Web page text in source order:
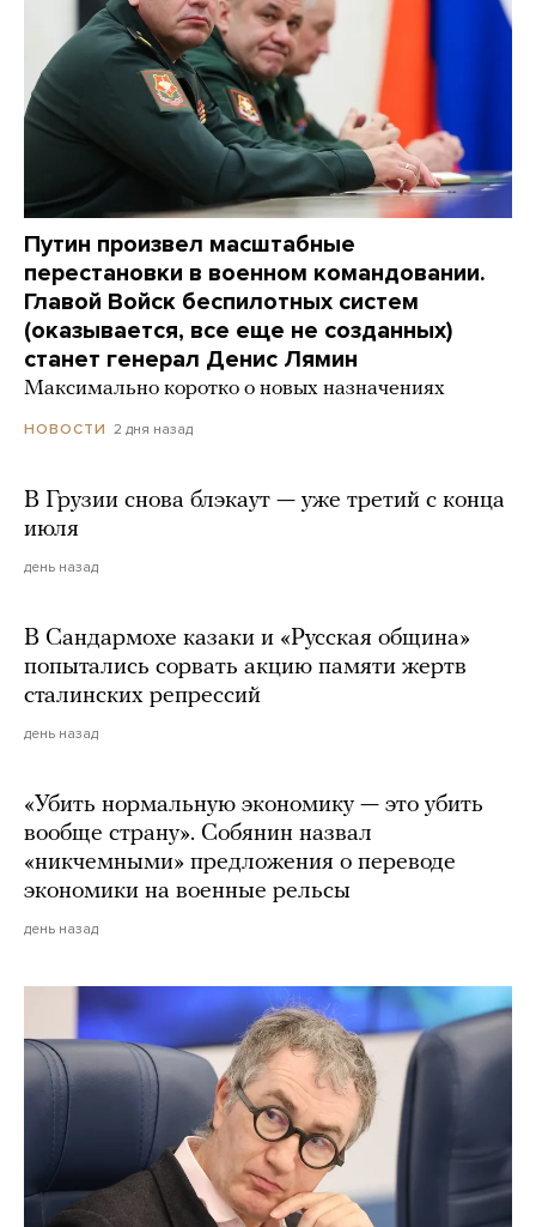
Путин произвел масштабные
перестановки в военном командовании.
Главой Войск беспилотных систем
(оказывается, все еще не созданных)
станет генерал Денис Лямин
Максимально коротко о новых назначениях
НОВОСТИ 2 дня назад
В Грузии снова блэкаут — уже третий с конца
июля
день назад
В Сандармохе казаки и «Русская община»
попытались сорвать акцию памяти жертв
сталинских репрессий
день назад
«Убить нормальную экономику — это убить
вообще страну». Собянин назвал
«никчемными» предложения о переводе
экономики на военные рельсы
день назад